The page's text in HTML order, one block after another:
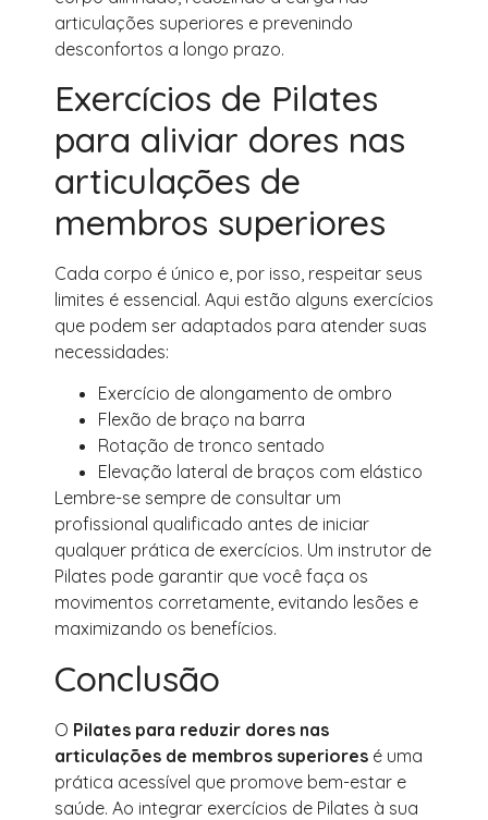
articulações superiores e prevenindo
desconfortos a longo prazo.
Exercícios de Pilates
para aliviar dores nas
articulações de
membros superiores
Cada corpo é único e, por isso, respeitar seus
limites é essencial. Aqui estão alguns exercícios
que podem ser adaptados para atender suas
necessidades:
Exercício de alongamento de ombro
Flexão de braço na barra
Rotação de tronco sentado
Elevação lateral de braços com elástico
Lembre-se sempre de consultar um
profissional qualificado antes de iniciar
qualquer prática de exercícios. Um instrutor de
Pilates pode garantir que você faça os
movimentos corretamente, evitando lesões e
maximizando os benefícios.
Conclusão
O Pilates para reduzir dores nas
articulações de membros superiores é uma
prática acessível que promove bem-estar e
saúde. Ao integrar exercícios de Pilates à sua